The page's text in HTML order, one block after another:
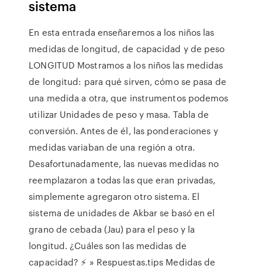
sistema
En esta entrada enseñaremos a los niños las
medidas de longitud, de capacidad y de peso
LONGITUD Mostramos a los niños las medidas
de longitud: para qué sirven, cómo se pasa de
una medida a otra, que instrumentos podemos
utilizar Unidades de peso y masa. Tabla de
conversión. Antes de él, las ponderaciones y
medidas variaban de una región a otra.
Desafortunadamente, las nuevas medidas no
reemplazaron a todas las que eran privadas,
simplemente agregaron otro sistema. El
sistema de unidades de Akbar se basó en el
grano de cebada (Jau) para el peso y la
longitud. ¿Cuáles son las medidas de
capacidad? ⚡️ » Respuestas.tips Medidas de